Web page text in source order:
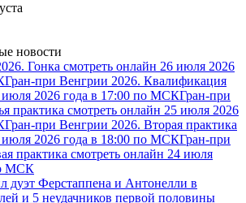
новости
Гонка смотреть онлайн 26 июля 2026
Гран-при Венгрии 2026. Квалификация
июля 2026 года в 17:00 по МСКГран-при
практика смотреть онлайн 25 июля 2026
Гран-при Венгрии 2026. Вторая практика
июля 2026 года в 18:00 по МСКГран-при
практика смотреть онлайн 24 июля
МСК
дуэт Ферстаппена и Антонелли в
и 5 неудачников первой половины